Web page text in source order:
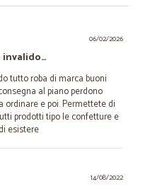
06/02/2026
invalido…
tutto roba di marca buoni
al piano perdono
ordinare e poi. Permettete di
prodotti tipo le confetture e
esistere
14/08/2022